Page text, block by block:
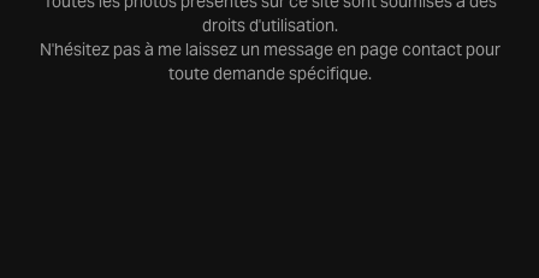
droits d'utilisation.
N'hésitez pas à me laissez un message en page contact pour
toute demande spécifique.